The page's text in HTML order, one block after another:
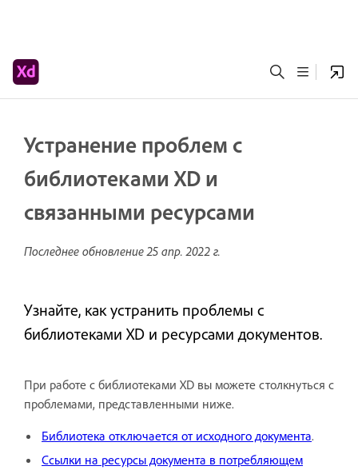
Устранение проблем с
библиотеками XD и
связанными ресурсами
Последнее обновление25 апр. 2022 г.
Узнайте, как устранить проблемы с
библиотеками XD и ресурсами документов.
При работе с библиотеками XD вы можете столкнуться с
проблемами, представленными ниже.
Библиотека отключается от исходного документа.
Ссылки на ресурсы документа в потребляющем